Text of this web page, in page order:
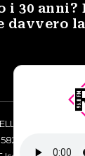
i 30 anni?
davvero
OFF via
- Codice